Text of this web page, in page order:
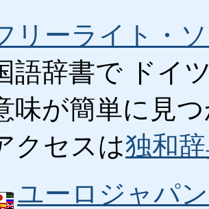
リーライト・
語辞書で ドイ
味が簡単に見
クセスは独和
ユーロジャパ